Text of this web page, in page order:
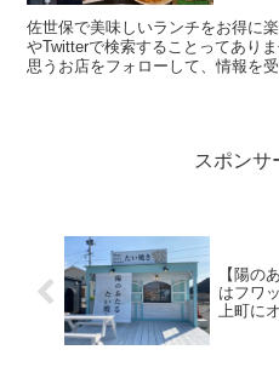
佐世保で美味しいランチをお得に
やTwitterで検索することってあり
思うお店をフォローして、情報を
スポンサ
【陽の
はフワ
上町に